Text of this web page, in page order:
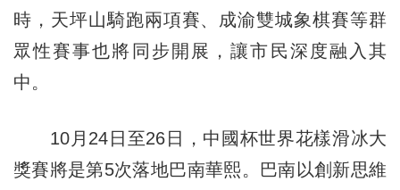
時，天坪山騎跑兩項賽、成渝雙城象棋賽等群
眾性賽事也將同步開展，讓市民深度融入其
中。
10月24日至26日，中國杯世界花樣滑冰大
獎賽將是第5次落地巴南華熙。巴南以創新思維